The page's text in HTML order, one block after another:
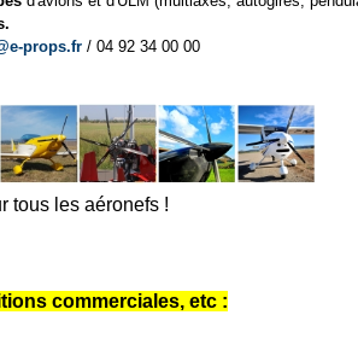
props.fr/ 04 92 34 00 00
tous les aéronefs !
commerciales, etc :